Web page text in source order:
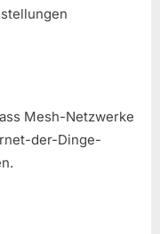
Mesh-Netzwerke
der-Dinge-